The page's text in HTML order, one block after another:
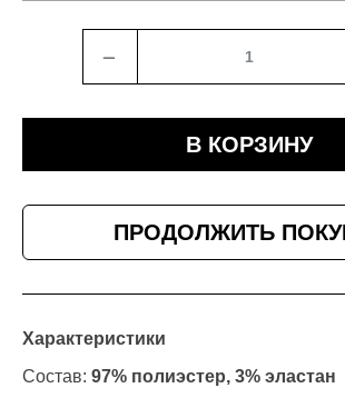
﹣
В КОРЗИНУ
ПРОДОЛЖИТЬ
Характеристики
Состав: 97% полиэстер, 3% эластан